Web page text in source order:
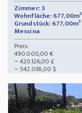
Zimmer: 3
Wohnfläche: 677,00m²
Grundstück: 677,00m²
Messina
Preis:
490.000,00 €
~ 420.126,00 £
~ 542.038,00 $